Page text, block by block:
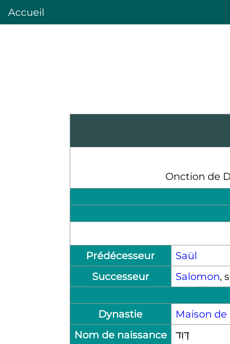
Accueil
Onction de
Prédécesseur
Saül
Successeur
Salomon,
Dynastie
Maison de
Nom de naissance
דָּוִד